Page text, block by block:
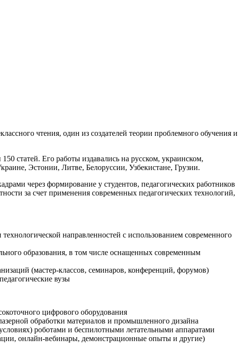
чтения, один из создателей теории проблемного обучения и
статей. Его работы издавались на русском, украинском,
Эстонии, Литве, Белоруссии, Узбекистане, Грузии.
через формирование у студентов, педагогических работников
за счет применения современных педагогических технологий,
направленностей с использованием современного
образования, в том числе оснащенных современным
(мастер-классов, семинаров, конференций, форумов)
вузы
цифрового оборудования
обработки материалов и промышленного дизайна
роботами и беспилотными летательными аппаратами
онлайн-вебинары, демонстрационные опыты и другие)